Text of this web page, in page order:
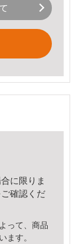
に限りま
ご確認くだ
って、商品
ます。